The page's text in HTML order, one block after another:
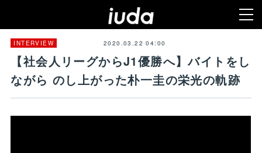
INTERVIEW 2020.03.22 04:00
【社会人リーグからJ1優勝へ】バイトをし
ながら のし上がった朴一圭の栄光の軌跡